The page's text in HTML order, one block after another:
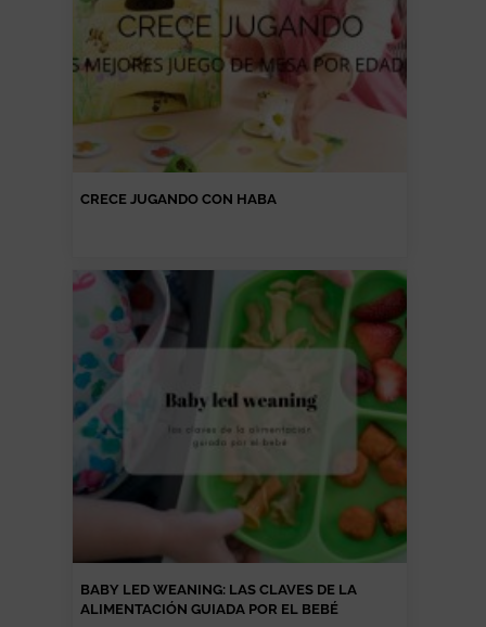
CRECE JUGANDO CON HABA
BABY LED WEANING: LAS CLAVES DE LA
ALIMENTACIÓN GUIADA POR EL BEBÉ